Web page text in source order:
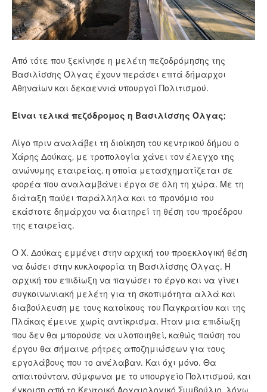
Από τότε που ξεκίνησε η μελέτη πεζοδρόμησης της
Βασιλίσσης Όλγας έχουν περάσει επτά δήμαρχοι
Αθηναίων και δεκαεννιά υπουργοί Πολιτισμού.
Είναι τελικά πεζόδρομος η Βασιλίσσης Όλγας;
Λίγο πριν αναλάβει τη διοίκηση του κεντρικού δήμου ο
Χάρης Δούκας, με τροπολογία χάνει τον έλεγχο της
ανώνυμης εταιρείας, η οποία μετασχηματίζεται σε
φορέα που αναλαμβάνει έργα σε όλη τη χώρα. Με τη
διάταξη παύει παράλληλα και το προνόμιο του
εκάστοτε δημάρχου να διατηρεί τη θέση του προέδρου
της εταιρείας.
Ο Χ. Δούκας εμμένει στην αρχική του προεκλογική θέση
να δώσει στην κυκλοφορία τη Βασιλίσσης Όλγας. Η
αρχική του επιδίωξη να παγώσει το έργο και να γίνει
συγκοινωνιακή μελέτη για τη σκοπιμότητα αλλά και
διαβούλευση με τους κατοίκους του Παγκρατίου και της
Πλάκας έμεινε χωρίς αντίκρισμα. Ήταν μια επιδίωξη
που δεν θα μπορούσε να υλοποιηθεί, καθώς παύση του
έργου θα σήμαινε ρήτρες αποζημιώσεων για τους
εργολάβους που το ανέλαβαν. Και όχι μόνο. Θα
απαιτούνταν, σύμφωνα με το υπουργείο Πολιτισμού, και